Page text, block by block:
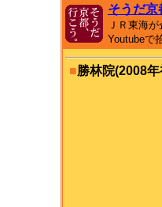
そうだ京
ＪＲ東海
Youtubeで
■勝林院(2008